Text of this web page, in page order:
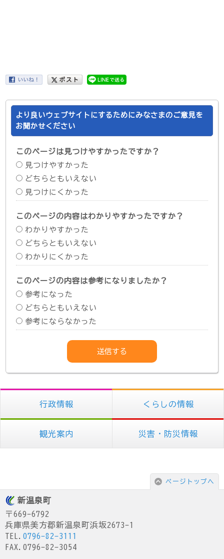
より良いウェブサイトにするためにみなさまのご意見を
お聞かせください
このページは見つけやすかったですか？
見つけやすかった
どちらともいえない
見つけにくかった
このページの内容はわかりやすかったですか？
わかりやすかった
どちらともいえない
わかりにくかった
このページの内容は参考になりましたか？
参考になった
どちらともいえない
参考にならなかった
行政情報 くらしの情報
観光案内 災害・防災情報
ページトップへ
新温泉町
〒669-6792
兵庫県美方郡新温泉町浜坂2673-1
TEL. 0796-82-3111
FAX.0796-82-3054